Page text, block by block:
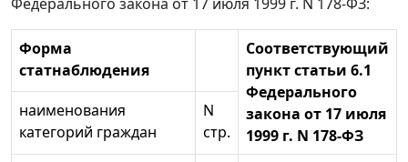
Форма
статнаблюдения
Соответствующий
пункт статьи 6.1
Федерального
закона от 17 июля
1999 г. N 178-ФЗ
наименования
категорий граждан
N
стр.